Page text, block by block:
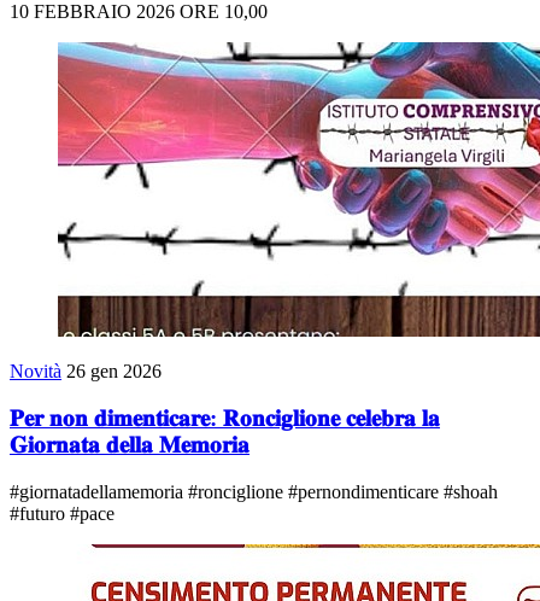
10 FEBBRAIO 2026 ORE 10,00
Novità 26 gen 2026
𝐏𝐞𝐫 𝐧𝐨𝐧 𝐝𝐢𝐦𝐞𝐧𝐭𝐢𝐜𝐚𝐫𝐞: 𝐑𝐨𝐧𝐜𝐢𝐠𝐥𝐢𝐨𝐧𝐞 𝐜𝐞𝐥𝐞𝐛𝐫𝐚 𝐥𝐚
𝐆𝐢𝐨𝐫𝐧𝐚𝐭𝐚 𝐝𝐞𝐥𝐥𝐚 𝐌𝐞𝐦𝐨𝐫𝐢𝐚
#giornatadellamemoria #ronciglione #pernondimenticare #shoah
#futuro #pace